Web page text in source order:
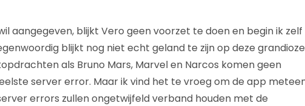
aangegeven, blijkt Vero geen voorzet te doen en begin ik zelf
blijkt nog niet echt geland te zijn op deze grandioze
als Bruno Mars, Marvel en Narcos komen geen
server error. Maar ik vind het te vroeg om de app
errors zullen ongetwijfeld verband houden met de